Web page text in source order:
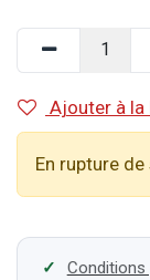
Ajouter à
En rupture
Conditions